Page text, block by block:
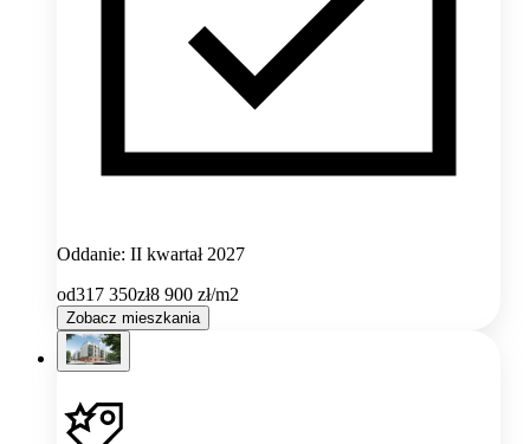
Oddanie: II kwartał 2027
od317 350zł8 900 zł/m2
Zobacz mieszkania